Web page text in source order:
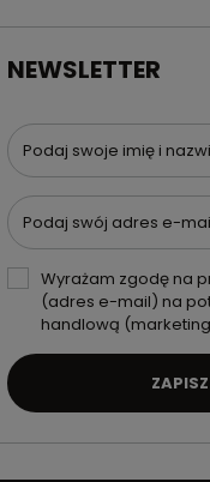
NEWSLETTER
Podaj swoje imię i
Podaj swój adres e-
Wyrażam zgodę na
(adres e-mail) na
handlową